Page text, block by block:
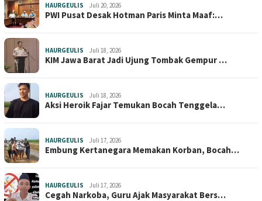
HAURGEULIS Juli 20, 2026
PWI Pusat Desak Hotman Paris Minta Maaf:…
HAURGEULIS Juli 18, 2026
KIM Jawa Barat Jadi Ujung Tombak Gempur …
HAURGEULIS Juli 18, 2026
Aksi Heroik Fajar Temukan Bocah Tenggela…
HAURGEULIS Juli 17, 2026
Embung Kertanegara Memakan Korban, Bocah…
HAURGEULIS Juli 17, 2026
Cegah Narkoba, Guru Ajak Masyarakat Bers…